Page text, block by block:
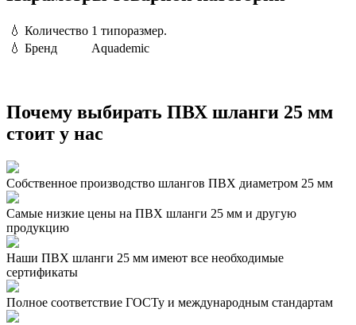
💧 Количество 1 типоразмер.
💧 Бренд Aquademic
Почему выбирать ПВХ шланги 25 мм
стоит у нас
Собственное производство шлангов ПВХ диаметром 25 мм
Самые низкие цены на ПВХ шланги 25 мм и другую
продукцию
Наши ПВХ шланги 25 мм имеют все необходимые
сертификаты
Полное соответствие ГОСТу и международным стандартам